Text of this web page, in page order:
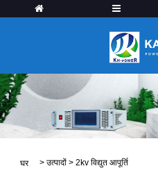
घर > उत्पादों > 2kv विद्युत आपूर्ति